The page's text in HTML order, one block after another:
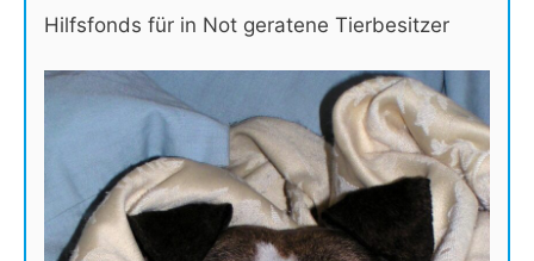
Hilfsfonds für in Not geratene Tierbesitzer